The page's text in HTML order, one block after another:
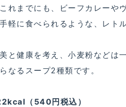
れまでにも、ビーフカレーや
軽に食べられるような、レト
と健康を考え、小麦粉などは
なるスープ2種類です。
（540円税込）